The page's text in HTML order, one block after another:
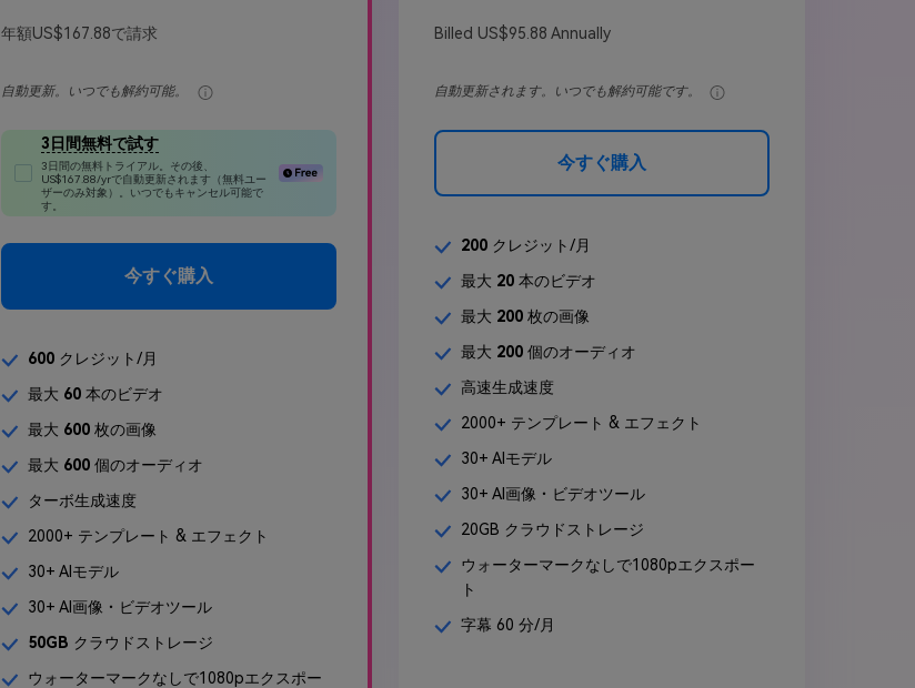
年額US$167.88で請求
自動更新。いつでも解約可能。
3日間無料で試す
3日間の無料トライアル。その後、
US$167.88/yrで自動更新されます（無料ユー
ザーのみ対象）。いつでもキャンセル可能で
す。
今すぐ購入
600 クレジット/月
最大 60 本のビデオ
最大 600 枚の画像
最大 600 個のオーディオ
ターボ生成速度
2000+ テンプレート & エフェクト
30+ AIモデル
30+ AI画像・ビデオツール
50GB クラウドストレージ
ウォーターマークなしで1080pエクスポー
Billed US$95.88 Annually
自動更新されます。いつでも解約可能です。
今すぐ購入
200 クレジット/月
最大 20 本のビデオ
最大 200 枚の画像
最大 200 個のオーディオ
高速生成速度
2000+ テンプレート & エフェクト
30+ AIモデル
30+ AI画像・ビデオツール
20GB クラウドストレージ
ウォーターマークなしで1080pエクスポー
ト
字幕 60 分/月